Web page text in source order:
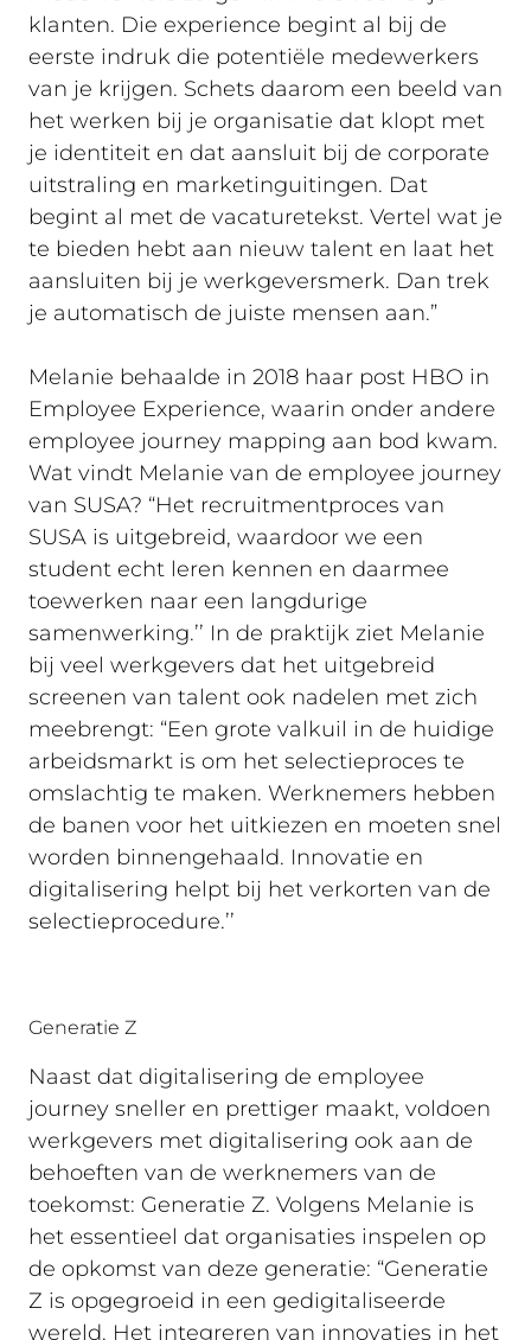
klanten. Die experience begint al bij de
eerste indruk die potentiële medewerkers
van je krijgen. Schets daarom een beeld van
het werken bij je organisatie dat klopt met
je identiteit en dat aansluit bij de corporate
uitstraling en marketinguitingen. Dat
begint al met de vacaturetekst. Vertel wat je
te bieden hebt aan nieuw talent en laat het
aansluiten bij je werkgeversmerk. Dan trek
je automatisch de juiste mensen aan.”
Melanie behaalde in 2018 haar post HBO in
Employee Experience, waarin onder andere
employee journey mapping aan bod kwam.
Wat vindt Melanie van de employee journey
van SUSA? “Het recruitmentproces van
SUSA is uitgebreid, waardoor we een
student echt leren kennen en daarmee
toewerken naar een langdurige
samenwerking.’’ In de praktijk ziet Melanie
bij veel werkgevers dat het uitgebreid
screenen van talent ook nadelen met zich
meebrengt: “Een grote valkuil in de huidige
arbeidsmarkt is om het selectieproces te
omslachtig te maken. Werknemers hebben
de banen voor het uitkiezen en moeten snel
worden binnengehaald. Innovatie en
digitalisering helpt bij het verkorten van de
selectieprocedure.’’
Generatie Z
Naast dat digitalisering de employee
journey sneller en prettiger maakt, voldoen
werkgevers met digitalisering ook aan de
behoeften van de werknemers van de
toekomst: Generatie Z. Volgens Melanie is
het essentieel dat organisaties inspelen op
de opkomst van deze generatie: “Generatie
Z is opgegroeid in een gedigitaliseerde
wereld. Het integreren van innovaties in het